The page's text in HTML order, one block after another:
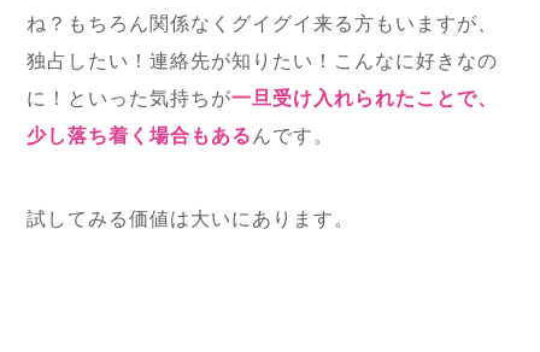
ね？もちろん関係なくグイグイ来る方もいますが、
独占したい！連絡先が知りたい！こんなに好きなの
に！といった気持ちが一旦受け入れられたことで、
少し落ち着く場合もある んです。
試してみる価値は大いにあります。